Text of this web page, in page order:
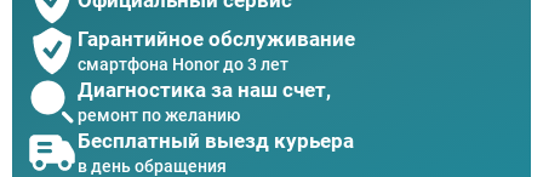
Гарантийное обслуживание
смартфона Honor до 3 лет
Диагностика за наш счет,
ремонт по желанию
Бесплатный выезд курьера
в день обращения